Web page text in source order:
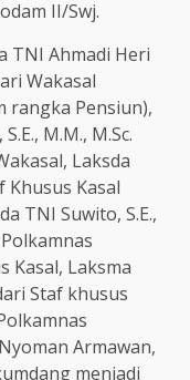
II/Swj.
TNI Ahmadi Heri
Wakasal
rangka Pensiun),
M.M., M.Sc.
Laksda
Khusus Kasal
TNI Suwito, S.E.,
Kasal, Laksma
Staf khusus
Armawan,
menjadi